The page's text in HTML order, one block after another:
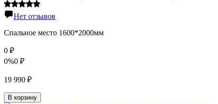
Нет отзывов
Спальное место 1600*2000мм
0 ₽
0%0 ₽
19 990 ₽
В корзину